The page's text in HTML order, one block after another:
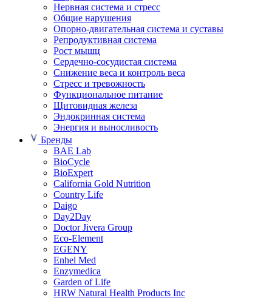
Нервная система и стресс
Общие нарушения
Опорно-двигательная система и суставы
Репродуктивная система
Рост мышц
Сердечно-сосудистая система
Снижение веса и контроль веса
Стресс и тревожность
Функциональное питание
Щитовидная железа
Эндокринная система
Энергия и выносливость
Бренды
BAE Lab
BioCycle
BioExpert
California Gold Nutrition
Country Life
Daigo
Day2Day
Doctor Jivera Group
Eco-Element
EGENY
Enhel Med
Enzymedica
Garden of Life
HRW Natural Health Products Inc